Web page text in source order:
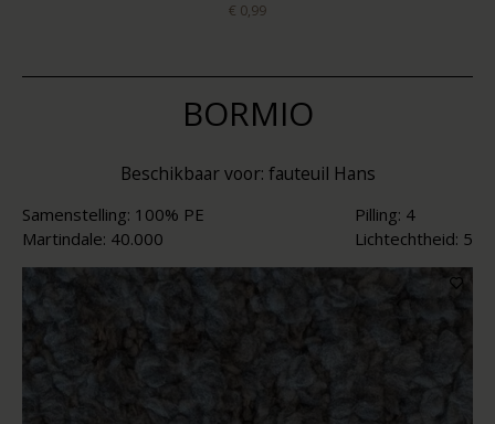
€ 0,99
BORMIO
Beschikbaar voor: fauteuil Hans
Samenstelling: 100% PE
Martindale: 40.000
Pilling: 4
Lichtechtheid: 5